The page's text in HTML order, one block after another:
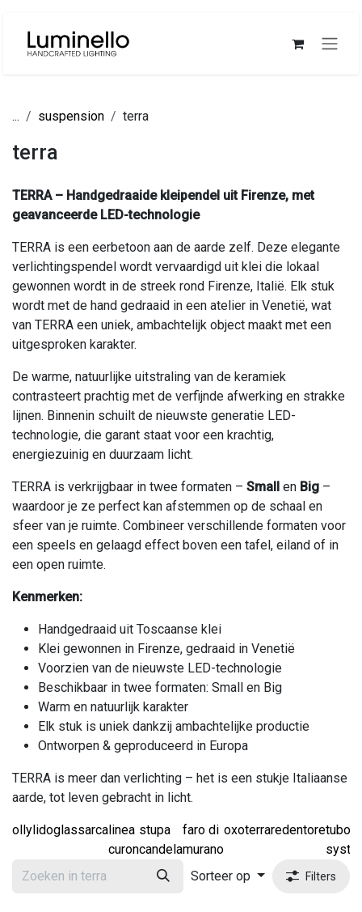
... suspension terra
terra
TERRA – Handgedraaide kleipendel uit Firenze, met
geavanceerde LED-technologie
TERRA is een eerbetoon aan de aarde zelf. Deze elegante
verlichtingspendel wordt vervaardigd uit klei die lokaal
gewonnen wordt in de streek rond Firenze, Italië. Elk stuk
wordt met de hand gedraaid in een atelier in Venetië, wat
van TERRA een uniek, ambachtelijk object maakt met een
uitgesproken karakter.
De warme, natuurlijke uitstraling van de keramiek
contrasteert prachtig met de verfijnde afwerking en strakke
lijnen. Binnenin schuilt de nieuwste generatie LED-
technologie, die garant staat voor een krachtig,
energiezuinig en duurzaam licht.
TERRA is verkrijgbaar in twee formaten – Small en Big –
waardoor je ze perfect kan afstemmen op de schaal en
sfeer van je ruimte. Combineer verschillende formaten voor
een speels en gelaagd effect boven een tafel, eiland of in
een open ruimte.
Kenmerken:
Handgedraaid uit Toscaanse klei
Klei gewonnen in Firenze, gedraaid in Venetië
Voorzien van de nieuwste LED-technologie
Beschikbaar in twee formaten: Small en Big
Warm en natuurlijk karakter
Elk stuk is uniek dankzij ambachtelijke productie
Ontworpen & geproduceerd in Europa
TERRA is meer dan verlichting – het is een stukje Italiaanse
aarde, tot leven gebracht in licht.
ollylidoglassarcalinea
curon
stupa
candela
faro di
murano
oxoterraredentoretubo
Sorteer op
Filters